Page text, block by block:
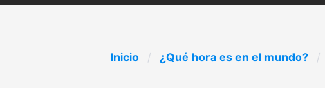
Inicio ¿Qué hora es en el mundo?